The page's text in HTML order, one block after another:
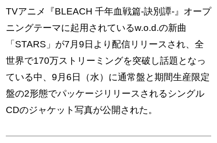
TVアニメ『BLEACH 千年血戦篇-訣別譚-』オープ
ニングテーマに起用されているw.o.d.の新曲
「STARS」が7月9日より配信リリースされ、全
世界で170万ストリーミングを突破し話題となっ
ている中、9月6日（水）に通常盤と期間生産限定
盤の2形態でパッケージリリースされるシングル
CDのジャケット写真が公開された。